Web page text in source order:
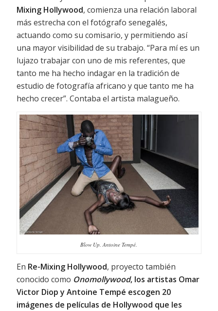
Mixing Hollywood, comienza una relación laboral
más estrecha con el fotógrafo senegalés,
actuando como su comisario, y permitiendo así
una mayor visibilidad de su trabajo. “Para mí es un
lujazo trabajar con uno de mis referentes, que
tanto me ha hecho indagar en la tradición de
estudio de fotografía africano y que tanto me ha
hecho crecer”. Contaba el artista malagueño.
Blow Up. Antoine Tempé.
En Re-Mixing Hollywood, proyecto también
conocido como Onomollywood, los artistas Omar
Victor Diop y Antoine Tempé escogen 20
imágenes de películas de Hollywood que les